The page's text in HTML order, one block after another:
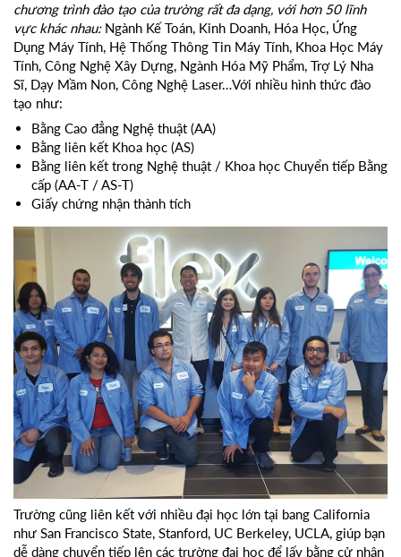
chương trình đào tạo của trường rất đa dạng, với hơn 50 lĩnh
vực khác nhau:Ngành Kế Toán, Kinh Doanh, Hóa Học, Ứng
Dụng Máy Tính, Hệ Thống Thông Tin Máy Tính, Khoa Học Máy
Tính, Công Nghệ Xây Dựng, Ngành Hóa Mỹ Phẩm, Trợ Lý Nha
Sĩ, Dạy Mầm Non, Công Nghệ Laser…Với nhiều hình thức đào
tạo như:
Bằng Cao đẳng Nghệ thuật (AA)
Bằng liên kết Khoa học (AS)
Bằng liên kết trong Nghệ thuật / Khoa học Chuyển tiếp Bằng
cấp (AA-T / AS-T)
Giấy chứng nhận thành tích
Trường cũng liên kết với nhiều đại học lớn tại bang California
như San Francisco State, Stanford, UC Berkeley, UCLA, giúp bạn
dễ dàng chuyển tiếp lên các trường đại học để lấy bằng cử nhân